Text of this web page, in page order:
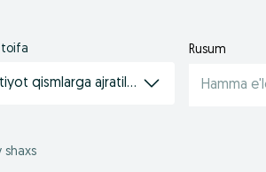
toifa
qismlarga ajratilgan transport
Rusum
Hamma
shaxs